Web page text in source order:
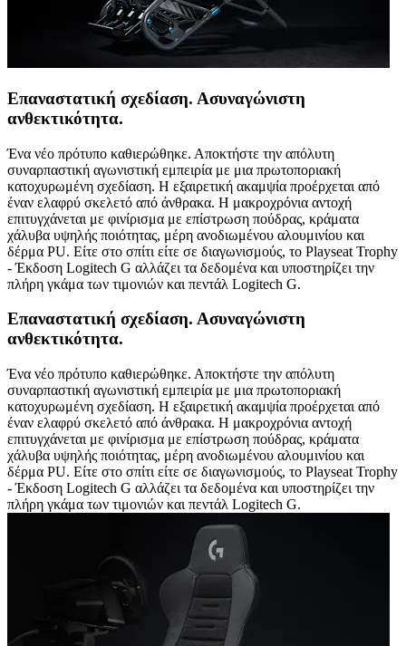
Επαναστατική σχεδίαση. Ασυναγώνιστη
ανθεκτικότητα.
Ένα νέο πρότυπο καθιερώθηκε. Αποκτήστε την απόλυτη
συναρπαστική αγωνιστική εμπειρία με μια πρωτοποριακή
κατοχυρωμένη σχεδίαση. Η εξαιρετική ακαμψία προέρχεται από
έναν ελαφρύ σκελετό από άνθρακα. Η μακροχρόνια αντοχή
επιτυγχάνεται με φινίρισμα με επίστρωση πούδρας, κράματα
χάλυβα υψηλής ποιότητας, μέρη ανοδιωμένου αλουμινίου και
δέρμα PU. Είτε στο σπίτι είτε σε διαγωνισμούς, το Playseat Trophy
- Έκδοση Logitech G αλλάζει τα δεδομένα και υποστηρίζει την
πλήρη γκάμα των τιμονιών και πεντάλ Logitech G.
Επαναστατική σχεδίαση. Ασυναγώνιστη
ανθεκτικότητα.
Ένα νέο πρότυπο καθιερώθηκε. Αποκτήστε την απόλυτη
συναρπαστική αγωνιστική εμπειρία με μια πρωτοποριακή
κατοχυρωμένη σχεδίαση. Η εξαιρετική ακαμψία προέρχεται από
έναν ελαφρύ σκελετό από άνθρακα. Η μακροχρόνια αντοχή
επιτυγχάνεται με φινίρισμα με επίστρωση πούδρας, κράματα
χάλυβα υψηλής ποιότητας, μέρη ανοδιωμένου αλουμινίου και
δέρμα PU. Είτε στο σπίτι είτε σε διαγωνισμούς, το Playseat Trophy
- Έκδοση Logitech G αλλάζει τα δεδομένα και υποστηρίζει την
πλήρη γκάμα των τιμονιών και πεντάλ Logitech G.